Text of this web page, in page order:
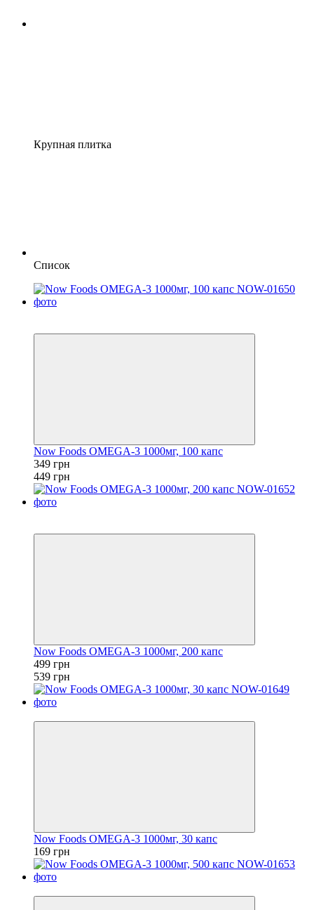
Крупная плитка
Список
Now Foods OMEGA-3 1000мг, 100 капс
349 грн
449 грн
Now Foods OMEGA-3 1000мг, 200 капс
499 грн
539 грн
Now Foods OMEGA-3 1000мг, 30 капс
169 грн